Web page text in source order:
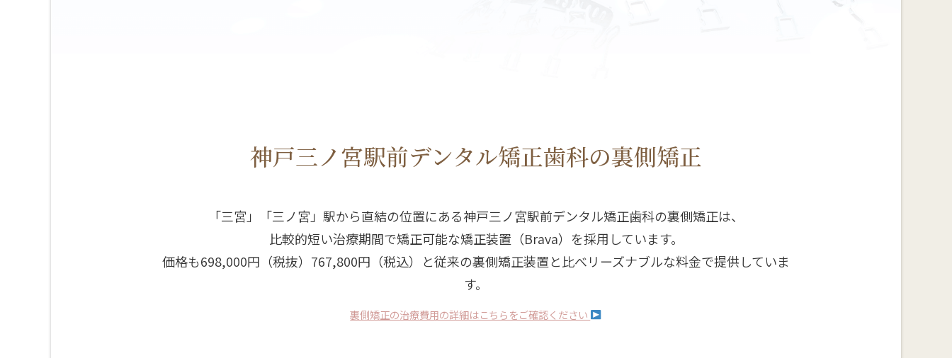
神戸三ノ宮駅前デンタル矯正歯科の裏側矯正
「三宮」「三ノ宮」駅から直結の位置にある神戸三ノ宮駅前デンタル矯正歯科の裏側矯正は、
比較的短い治療期間で矯正可能な矯正装置（Brava）を採用しています。
価格も698,000円（税抜）767,800円（税込）と従来の裏側矯正装置と比べリーズナブルな料金で提供していま
す。
裏側矯正の治療費用の詳細はこちらをご確認ください